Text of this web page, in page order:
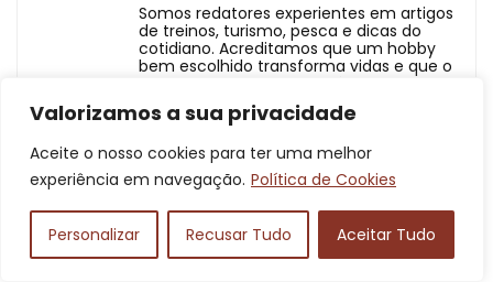
Valorizamos a sua privacidade
Aceite o nosso cookies para ter uma melhor
experiência em navegação. Política de Cookies
Personalizar Recusar Tudo Aceitar Tudo
Somos redatores experientes em artigos
de treinos, turismo, pesca e dicas do
cotidiano. Acreditamos que um hobby
bem escolhido transforma vidas e que o
contato com a natureza é um convite
para viver melhor.
Artigos Relacionados